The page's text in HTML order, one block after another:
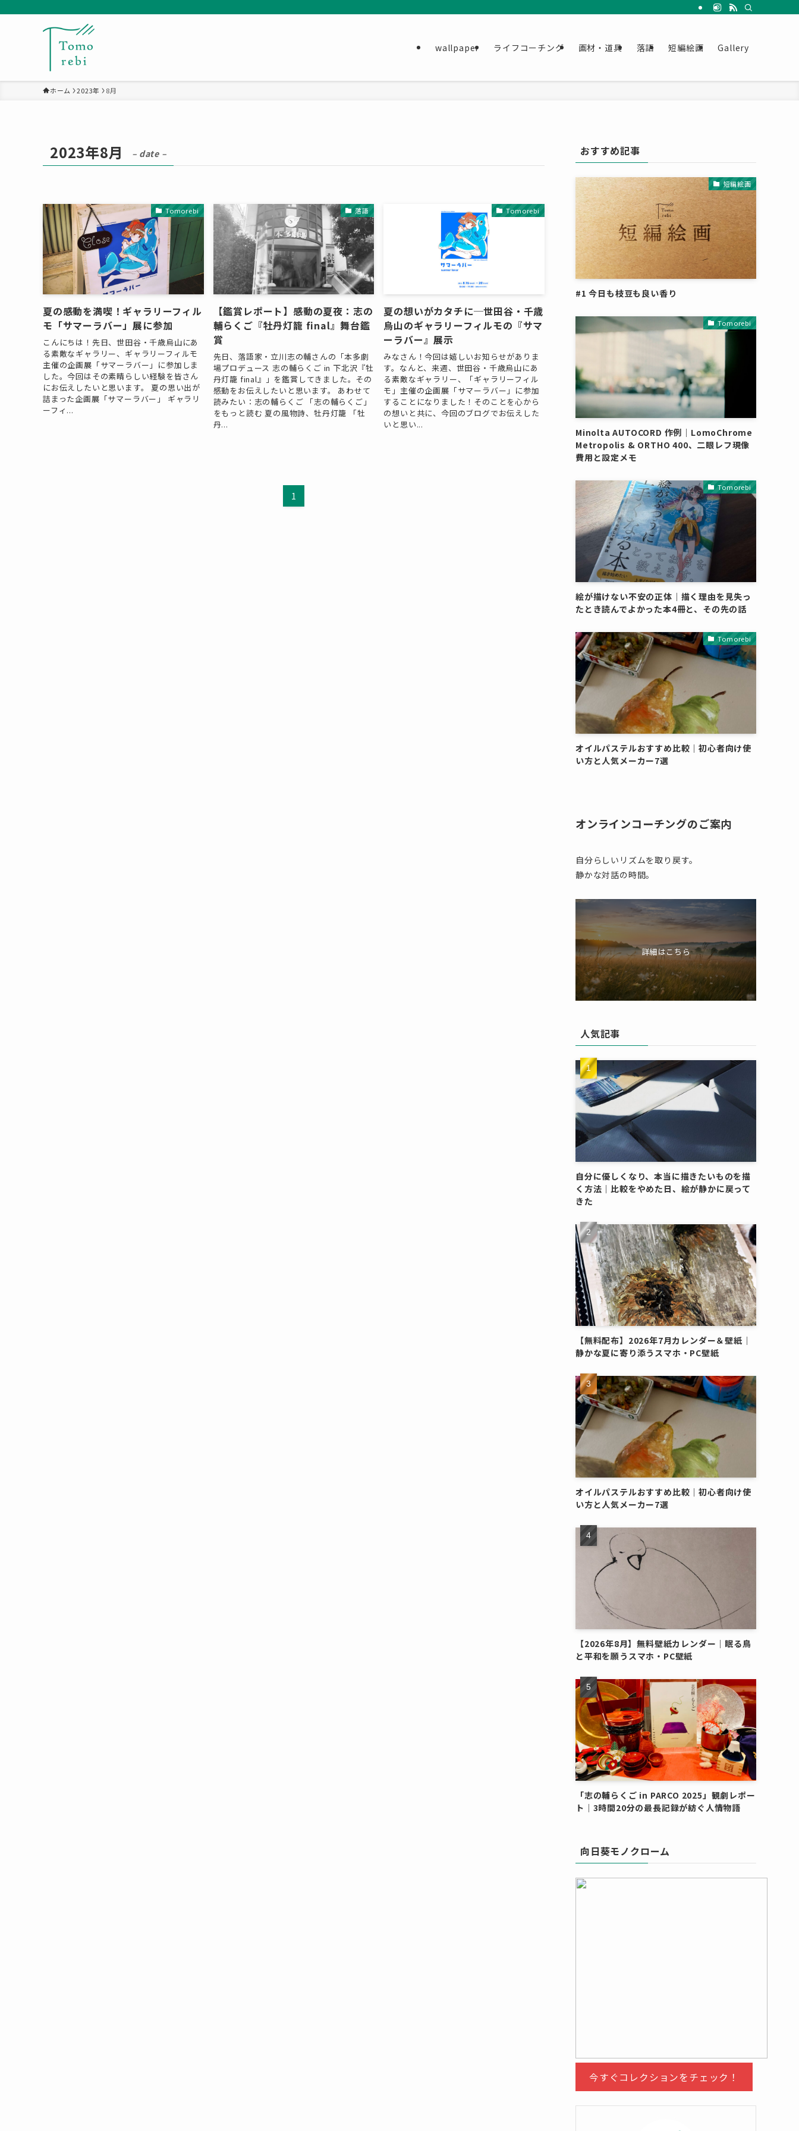
wallpaper ライフコーチング 画材・道具 落語 短編絵画 Gallery
ホーム 2023年 8月
2023年8月 – date –
Tomorebi
夏の感動を満喫！ギャラリーフィル
モ「サマーラバー」展に参加
こんにちは！先日、世田谷・千歳烏山にあ
る素敵なギャラリー、ギャラリーフィルモ
主催の企画展「サマーラバー」に参加しま
した。今回はその素晴らしい経験を皆さん
にお伝えしたいと思います。 夏の思い出が
詰まった企画展「サマーラバー」 ギャラリ
ーフィ...
落語
【鑑賞レポート】感動の夏夜：志の
輔らくご『牡丹灯籠 final』舞台鑑
賞
先日、落語家・立川志の輔さんの「本多劇
場プロデュース 志の輔らくご in 下北沢『牡
丹灯籠 final』」を鑑賞してきました。その
感動をお伝えしたいと思います。 あわせて
読みたい：志の輔らくご 「志の輔らくご」
をもっと読む 夏の風物詩、牡丹灯籠 「牡
丹...
Tomorebi
夏の想いがカタチに─世田谷・千歳
烏山のギャラリーフィルモの『サマ
ーラバー』展示
みなさん！今回は嬉しいお知らせがありま
す。なんと、来週、世田谷・千歳烏山にあ
る素敵なギャラリー、「ギャラリーフィル
モ」主催の企画展「サマーラバー」に参加
することになりました！そのことを心から
の想いと共に、今回のブログでお伝えした
いと思い...
1
おすすめ記事
短編絵画
#1 今日も枝豆も良い香り
Tomorebi
Minolta AUTOCORD 作例｜LomoChrome
Metropolis & ORTHO 400、二眼レフ現像
費用と設定メモ
Tomorebi
絵が描けない不安の正体｜描く理由を見失っ
たとき読んでよかった本4冊と、その先の話
Tomorebi
オイルパステルおすすめ比較｜初心者向け使
い方と人気メーカー7選
オンラインコーチングのご案内
自分らしいリズムを取り戻す。
静かな対話の時間。
詳細はこちら
人気記事
自分に優しくなり、本当に描きたいものを描
く方法｜比較をやめた日、絵が静かに戻って
きた
【無料配布】2026年7月カレンダー＆壁紙｜
静かな夏に寄り添うスマホ・PC壁紙
オイルパステルおすすめ比較｜初心者向け使
い方と人気メーカー7選
【2026年8月】無料壁紙カレンダー｜眠る鳥
と平和を願うスマホ・PC壁紙
「志の輔らくご in PARCO 2025」観劇レポー
ト｜3時間20分の最長記録が紡ぐ人情物語
向日葵モノクローム
今すぐコレクションをチェック！